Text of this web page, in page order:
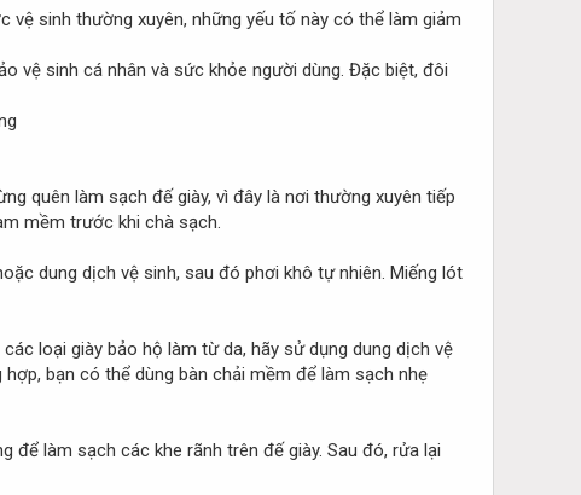
vệ sinh thường xuyên, những yếu tố này có thể làm giảm
vệ sinh cá nhân và sức khỏe người dùng. Đặc biệt, đôi
quên làm sạch đế giày, vì đây là nơi thường xuyên tiếp
mềm trước khi chà sạch.
dung dịch vệ sinh, sau đó phơi khô tự nhiên. Miếng lót
loại giày bảo hộ làm từ da, hãy sử dụng dung dịch vệ
bạn có thể dùng bàn chải mềm để làm sạch nhẹ
để làm sạch các khe rãnh trên đế giày. Sau đó, rửa lại